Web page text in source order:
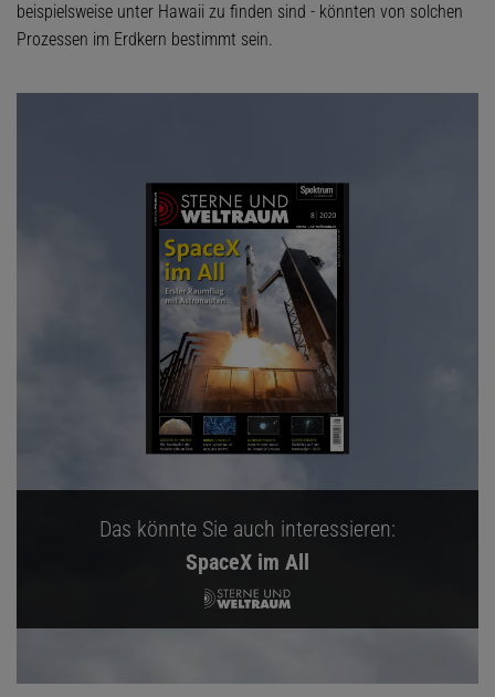
beispielsweise unter Hawaii zu finden sind - könnten von solchen
Prozessen im Erdkern bestimmt sein.
Das könnte Sie auch interessieren:
SpaceX im All